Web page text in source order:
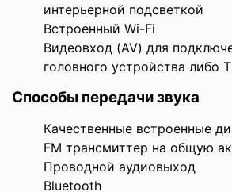
интерьерной подсветкой
Встроенный Wi-Fi
Видеовход (AV) для
головного устройства либо
Способы передачи звука
Качественные встроенные
FM трансмиттер на общую
Проводной аудиовыход
Bluetooth